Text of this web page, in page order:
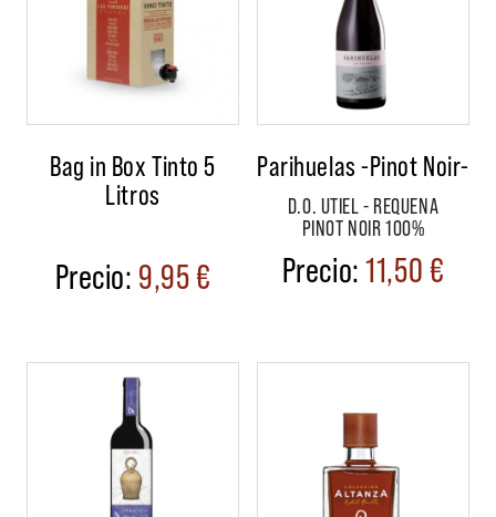
Bag in Box Tinto 5
Litros
9,95€
Parihuelas -Pinot Noir-
D.O. UTIEL - REQUENA
PINOT NOIR 100%
11,50€